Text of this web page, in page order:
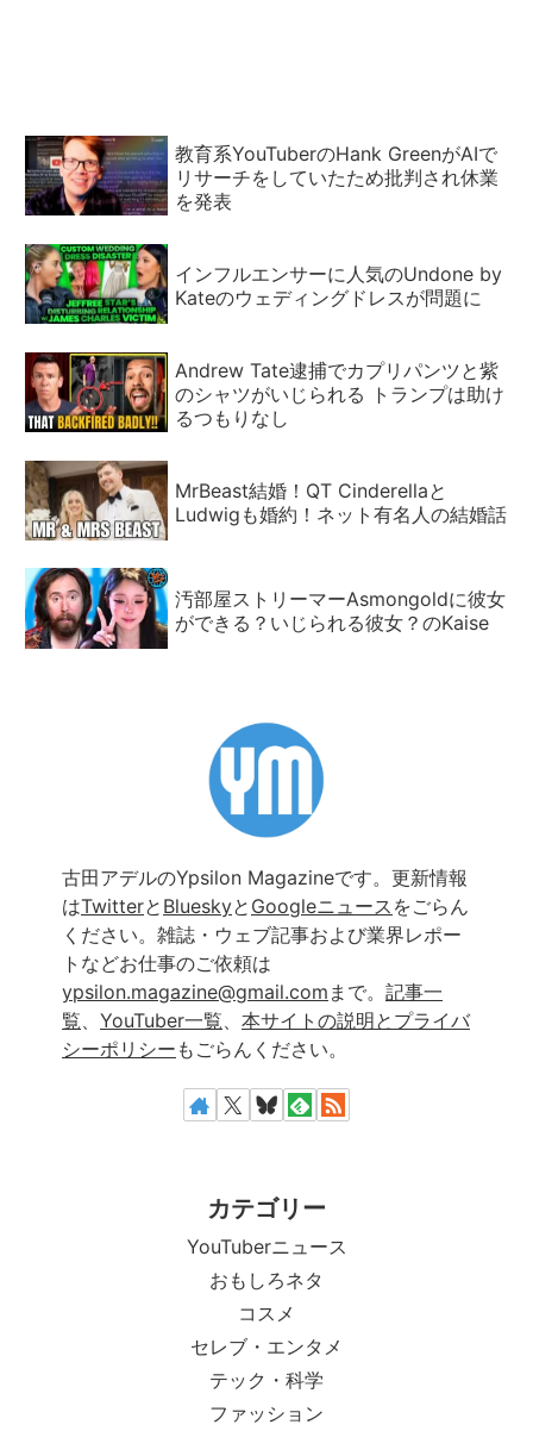
教育系YouTuberのHank GreenがAIで
リサーチをしていたため批判され休業
を発表
インフルエンサーに人気のUndone by
Kateのウェディングドレスが問題に
Andrew Tate逮捕でカプリパンツと紫
のシャツがいじられる トランプは助け
るつもりなし
MrBeast結婚！QT Cinderellaと
Ludwigも婚約！ネット有名人の結婚話
汚部屋ストリーマーAsmongoldに彼女
ができる？いじられる彼女？のKaise
古田アデルのYpsilon Magazineです。更新情報
はTwitterと Blueskyと Googleニュース をごらん
ください。雑誌・ウェブ記事および業界レポー
トなどお仕事のご依頼は
ypsilon.magazine@gmail.com まで。 記事一
覧、 YouTuber一覧、 本サイトの説明とプライバ
シーポリシー もごらんください。
カテゴリー
YouTuberニュース
おもしろネタ
コスメ
セレブ・エンタメ
テック・科学
ファッション